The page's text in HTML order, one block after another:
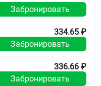
йода, что
к препарату,
реакции
боль), что требует
Забронировать
334.65 ₽
Забронировать
336.66 ₽
Забронировать